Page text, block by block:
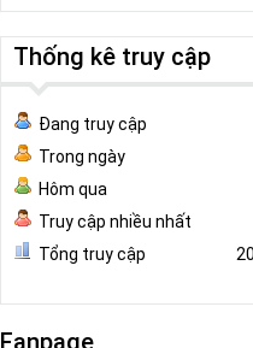
Thống kê truy cập
Đang truy cập
Trong ngày
Hôm qua
Truy cập nhiều nhất
Tổng truy cập
Fanpage